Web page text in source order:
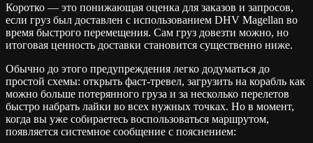
Коротко — это понижающая оценка для заказов и запросов,
если груз был доставлен с использованием DHV Magellan во
время быстрого перемещения. Сам груз довезти можно, но
итоговая ценность доставки становится существенно ниже.
Обычно до этого предупреждения легко додуматься до
простой схемы: открыть фаст-тревел, загрузить на корабль как
можно больше потерянного груза и за несколько перелетов
быстро набрать лайки во всех нужных точках. Но в момент,
когда вы уже собираетесь воспользоваться маршрутом,
появляется системное сообщение с пояснением: